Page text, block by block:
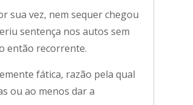
sua vez, nem sequer chegou
sentença nos autos sem
então recorrente.
fática, razão pela qual
ou ao menos dar a